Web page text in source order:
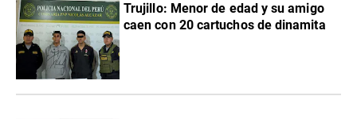
Trujillo: Menor de edad y su amigo
caen con 20 cartuchos de dinamita